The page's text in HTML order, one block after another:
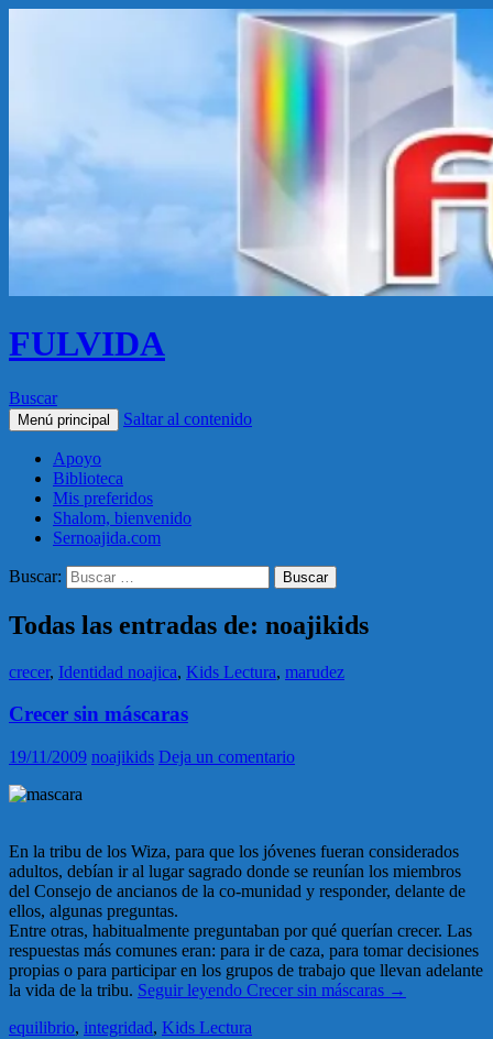
FULVIDA
Buscar
Menú principal Saltar al contenido
Apoyo
Biblioteca
Mis preferidos
Shalom, bienvenido
Sernoajida.com
Buscar:
Todas las entradas de: noajikids
crecer, Identidad noajica, Kids Lectura, marudez
Crecer sin máscaras
19/11/2009 noajikids Deja un comentario
En la tribu de los Wiza, para que los jóvenes fueran considerados
adultos, debían ir al lugar sagrado donde se reunían los miembros
del Consejo de ancianos de la co-munidad y responder, delante de
ellos, algunas preguntas.
Entre otras, habitualmente preguntaban por qué querían crecer. Las
respuestas más comunes eran: para ir de caza, para tomar decisiones
propias o para participar en los grupos de trabajo que llevan adelante
la vida de la tribu. Seguir leyendo Crecer sin máscaras →
equilibrio, integridad, Kids Lectura